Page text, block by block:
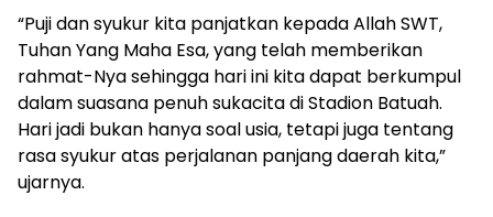
“Puji dan syukur kita panjatkan kepada Allah SWT,
Tuhan Yang Maha Esa, yang telah memberikan
rahmat-Nya sehingga hari ini kita dapat berkumpul
dalam suasana penuh sukacita di Stadion Batuah.
Hari jadi bukan hanya soal usia, tetapi juga tentang
rasa syukur atas perjalanan panjang daerah kita,”
ujarnya.